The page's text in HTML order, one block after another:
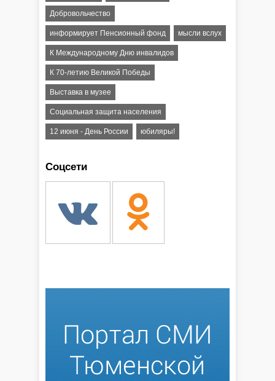
Добровольчество
информирует Пенсионный фонд мысли вслух
К Международному Дню инвалидов
К 70-летию Великой Победы
Выставка в музее
Социальная защита населения
12 июня - День России юбиляры!
Соцсети